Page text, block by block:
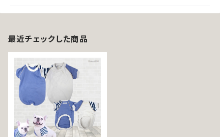
最近チェックした商品